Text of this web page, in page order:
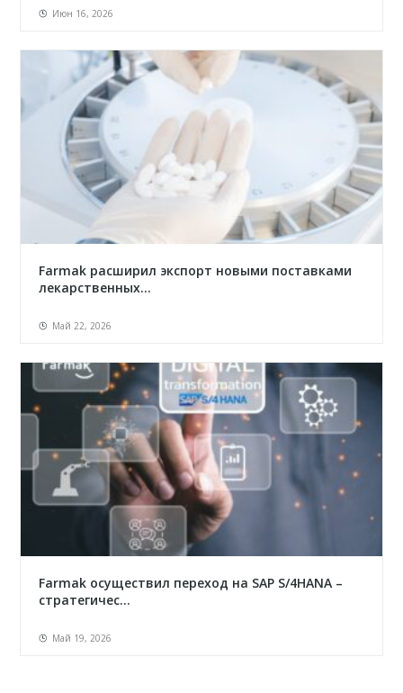
Июн 16, 2026
Farmak расширил экспорт новыми поставками
лекарственных...
Май 22, 2026
Farmak осуществил переход на SAP S/4HANA –
стратегичес...
Май 19, 2026